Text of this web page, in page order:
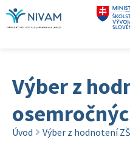
Výber z
Úvod Výber z hodnotení